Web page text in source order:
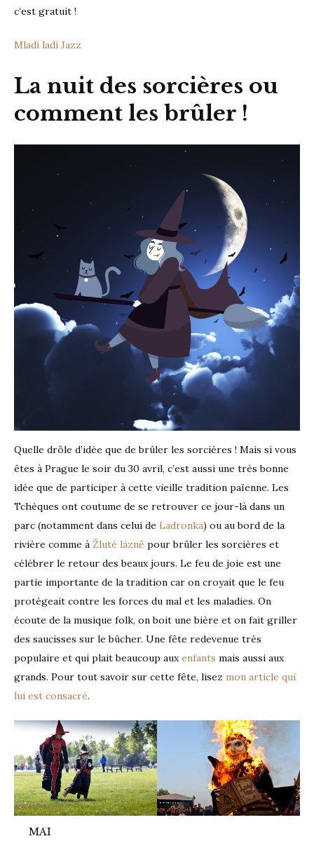
c’est gratuit !
Mladí ladí Jazz
La nuit des sorcières ou
comment les brûler !
Quelle drôle d’idée que de brûler les sorcières ! Mais si vous
êtes à Prague le soir du 30 avril, c’est aussi une très bonne
idée que de participer à cette vieille tradition païenne. Les
Tchèques ont coutume de se retrouver ce jour-là dans un
parc (notamment dans celui de Ladronka) ou au bord de la
rivière comme à Žluté lázně pour brûler les sorcières et
célébrer le retour des beaux jours. Le feu de joie est une
partie importante de la tradition car on croyait que le feu
protégeait contre les forces du mal et les maladies. On
écoute de la musique folk, on boit une bière et on fait griller
des saucisses sur le bûcher. Une fête redevenue très
populaire et qui plait beaucoup auxenfants mais aussi aux
grands. Pour tout savoir sur cette fête, lisez mon article qui
lui est consacré.
MAI